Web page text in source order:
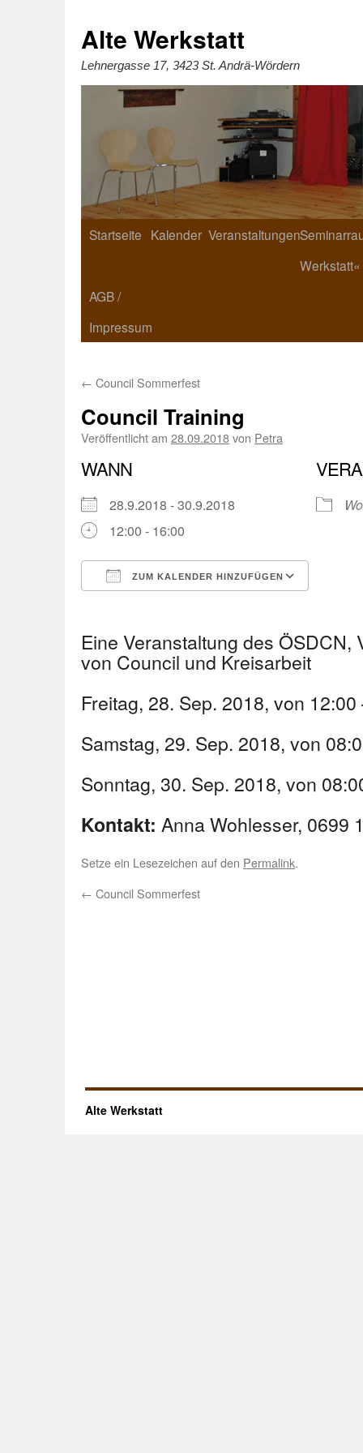
Alte Werkstatt
Lehnergasse 17, 3423 St. Andrä-Wördern
Startseite Kalender Veranstaltungen
Werkstatt«
AGB /
Impressum
← Council Sommerfest
Council Training
Veröffentlicht am 28.09.2018von Petra
WANN
28.9.2018 - 30.9.2018
12:00 - 16:00
ZUM KALENDER HINZUFÜGEN
Eine Veranstaltung des ÖSDCN,
von Council und Kreisarbeit
Freitag, 28. Sep. 2018, von
Samstag, 29. Sep. 2018, von
Sonntag, 30. Sep. 2018, von
Kontakt: Anna Wohlesser, 0699
Setze ein Lesezeichen auf den Permalink.
← Council Sommerfest
Alte Werkstatt